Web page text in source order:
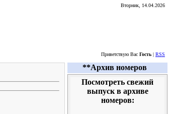
Вторник, 14.04.2026
Приветствую Вас Гость | RSS
**Архив номеров
Посмотреть свежий
выпуск в архиве
номеров: